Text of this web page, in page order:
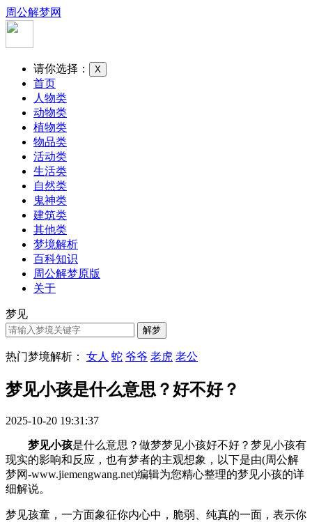
周公解梦网
请你选择： X
首页
人物类
动物类
植物类
物品类
活动类
生活类
自然类
鬼神类
建筑类
其他类
梦境解析
百科知识
周公解梦原版
关于
梦见
热门梦境解析： 女人 蛇 爷爷 老虎 老公
梦见小孩是什么意思？好不好？
2025-10-20 19:31:37
梦见小孩是什么意思？做梦梦见小孩好不好？梦见小孩有
现实的影响和反应，也有梦者的主观想象，以下是由(周公解
梦网-www.jiemengwang.net)编辑为您精心整理的梦见小孩的详
细解说。
梦见孩童，一方面象征你内心中，脆弱、纯真的一面，表示你